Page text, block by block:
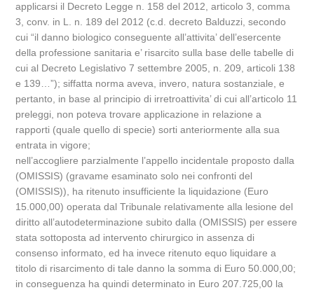
applicarsi il Decreto Legge n. 158 del 2012, articolo 3, comma
3, conv. in L. n. 189 del 2012 (c.d. decreto Balduzzi, secondo
cui “il danno biologico conseguente all’attivita’ dell’esercente
della professione sanitaria e’ risarcito sulla base delle tabelle di
cui al Decreto Legislativo 7 settembre 2005, n. 209, articoli 138
e 139…”); siffatta norma aveva, invero, natura sostanziale, e
pertanto, in base al principio di irretroattivita’ di cui all’articolo 11
preleggi, non poteva trovare applicazione in relazione a
rapporti (quale quello di specie) sorti anteriormente alla sua
entrata in vigore;
nell’accogliere parzialmente l’appello incidentale proposto dalla
(OMISSIS) (gravame esaminato solo nei confronti del
(OMISSIS)), ha ritenuto insufficiente la liquidazione (Euro
15.000,00) operata dal Tribunale relativamente alla lesione del
diritto all’autodeterminazione subito dalla (OMISSIS) per essere
stata sottoposta ad intervento chirurgico in assenza di
consenso informato, ed ha invece ritenuto equo liquidare a
titolo di risarcimento di tale danno la somma di Euro 50.000,00;
in conseguenza ha quindi determinato in Euro 207.725,00 la